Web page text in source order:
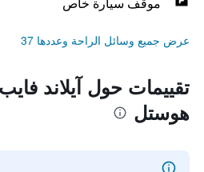
عرض جميع وسائل الراحة وعددها 37
تقييمات حول آيلاند
هوستل